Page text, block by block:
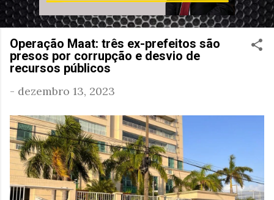
Operação Maat: três ex-prefeitos são
presos por corrupção e desvio de
recursos públicos
- dezembro 13, 2023